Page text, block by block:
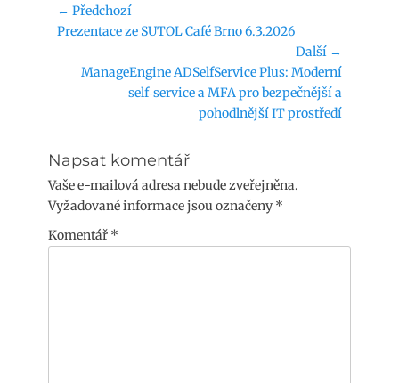
Navigace
pro
← Předchozí
Předchozí
Prezentace ze SUTOL Café Brno 6.3.2026
Další →
Následující
ManageEngine ADSelfService Plus: Moderní
self‑service a MFA pro bezpečnější a
pohodlnější IT prostředí
Napsat komentář
Vaše e-mailová adresa nebude zveřejněna.
Vyžadované informace jsou označeny *
Komentář *